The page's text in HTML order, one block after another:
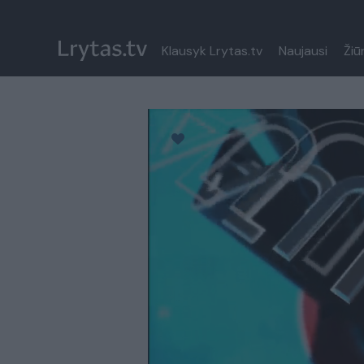
Klausyk Lrytas.tv Naujausi
Paremkite Ukrainą